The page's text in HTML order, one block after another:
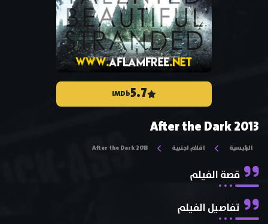
5.7
IMDb
After the Dark 2013
الرئيسية افلام اجنبية After the Dark 2013
قصة الفيلم
تفاصيل الفيلم